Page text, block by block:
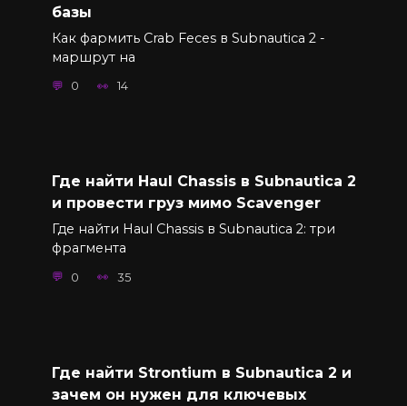
базы
Как фармить Crab Feces в Subnautica 2 -
маршрут на
0 14
Где найти Haul Chassis в Subnautica 2
и провести груз мимо Scavenger
Где найти Haul Chassis в Subnautica 2: три
фрагмента
0 35
Где найти Strontium в Subnautica 2 и
зачем он нужен для ключевых